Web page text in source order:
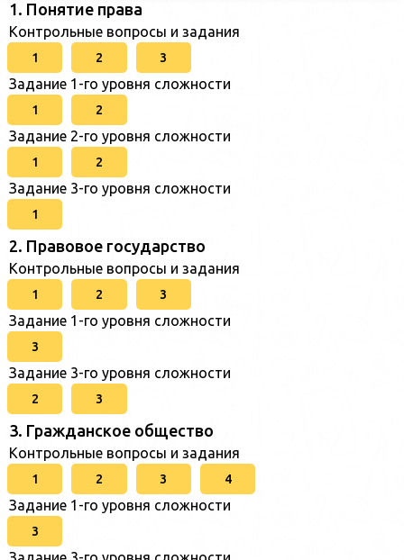
1. Понятие права
Контрольные вопросы и задания
1 2 3
Задание 1-го уровня сложности
1 2
Задание 2-го уровня сложности
1 2
Задание 3-го уровня сложности
1
2. Правовое государство
Контрольные вопросы и задания
1 2 3
Задание 1-го уровня сложности
3
Задание 3-го уровня сложности
2 3
3. Гражданское общество
Контрольные вопросы и задания
1 2 3 4
Задание 1-го уровня сложности
3